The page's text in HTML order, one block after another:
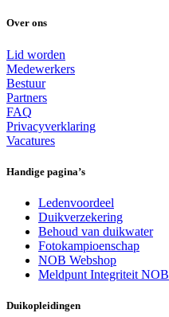
Over ons
Lid worden
Medewerkers
Bestuur
Partners
FAQ
Privacyverklaring
Vacatures
Handige pagina’s
Ledenvoordeel
Duikverzekering
Behoud van duikwater
Fotokampioenschap
NOB Webshop
Meldpunt Integriteit NOB
Duikopleidingen